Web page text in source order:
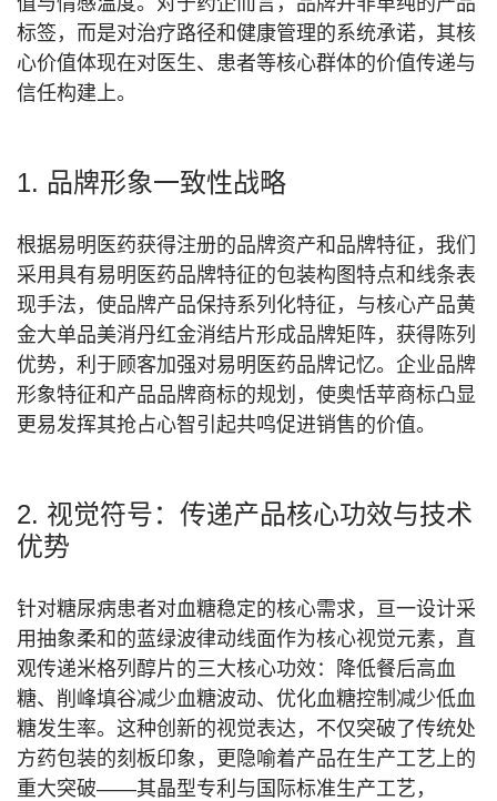
标签，而是对治疗路径和健康管理的系统承诺，其核
心价值体现在对医生、患者等核心群体的价值传递与
信任构建上。
1. 品牌形象一致性战略
根据易明医药获得注册的品牌资产和品牌特征，我们
采用具有易明医药品牌特征的包装构图特点和线条表
现手法，使品牌产品保持系列化特征，与核心产品黄
金大单品美消丹红金消结片形成品牌矩阵，获得陈列
优势，利于顾客加强对易明医药品牌记忆。企业品牌
形象特征和产品品牌商标的规划，使奥恬苹商标凸显
更易发挥其抢占心智引起共鸣促进销售的价值。
2. 视觉符号：传递产品核心功效与技术
优势
针对糖尿病患者对血糖稳定的核心需求，亘一设计采
用抽象柔和的蓝绿波律动线面作为核心视觉元素，直
观传递米格列醇片的三大核心功效：降低餐后高血
糖、削峰填谷减少血糖波动、优化血糖控制减少低血
糖发生率。这种创新的视觉表达，不仅突破了传统处
方药包装的刻板印象，更隐喻着产品在生产工艺上的
重大突破——其晶型专利与国际标准生产工艺，